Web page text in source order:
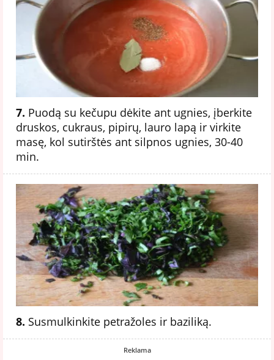
7. Puodą su kečupu dėkite ant ugnies, įberkite
druskos, cukraus, pipirų, lauro lapą ir virkite
masę, kol sutirštės ant silpnos ugnies, 30-40
min.
8. Susmulkinkite petražoles ir baziliką.
Reklama